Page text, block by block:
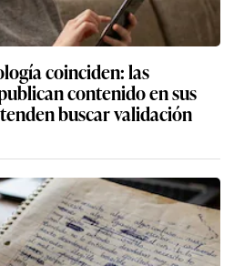
coinciden: las
contenido en sus
buscar validación